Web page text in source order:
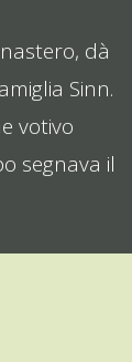
dà
Sinn.
votivo
segnava il